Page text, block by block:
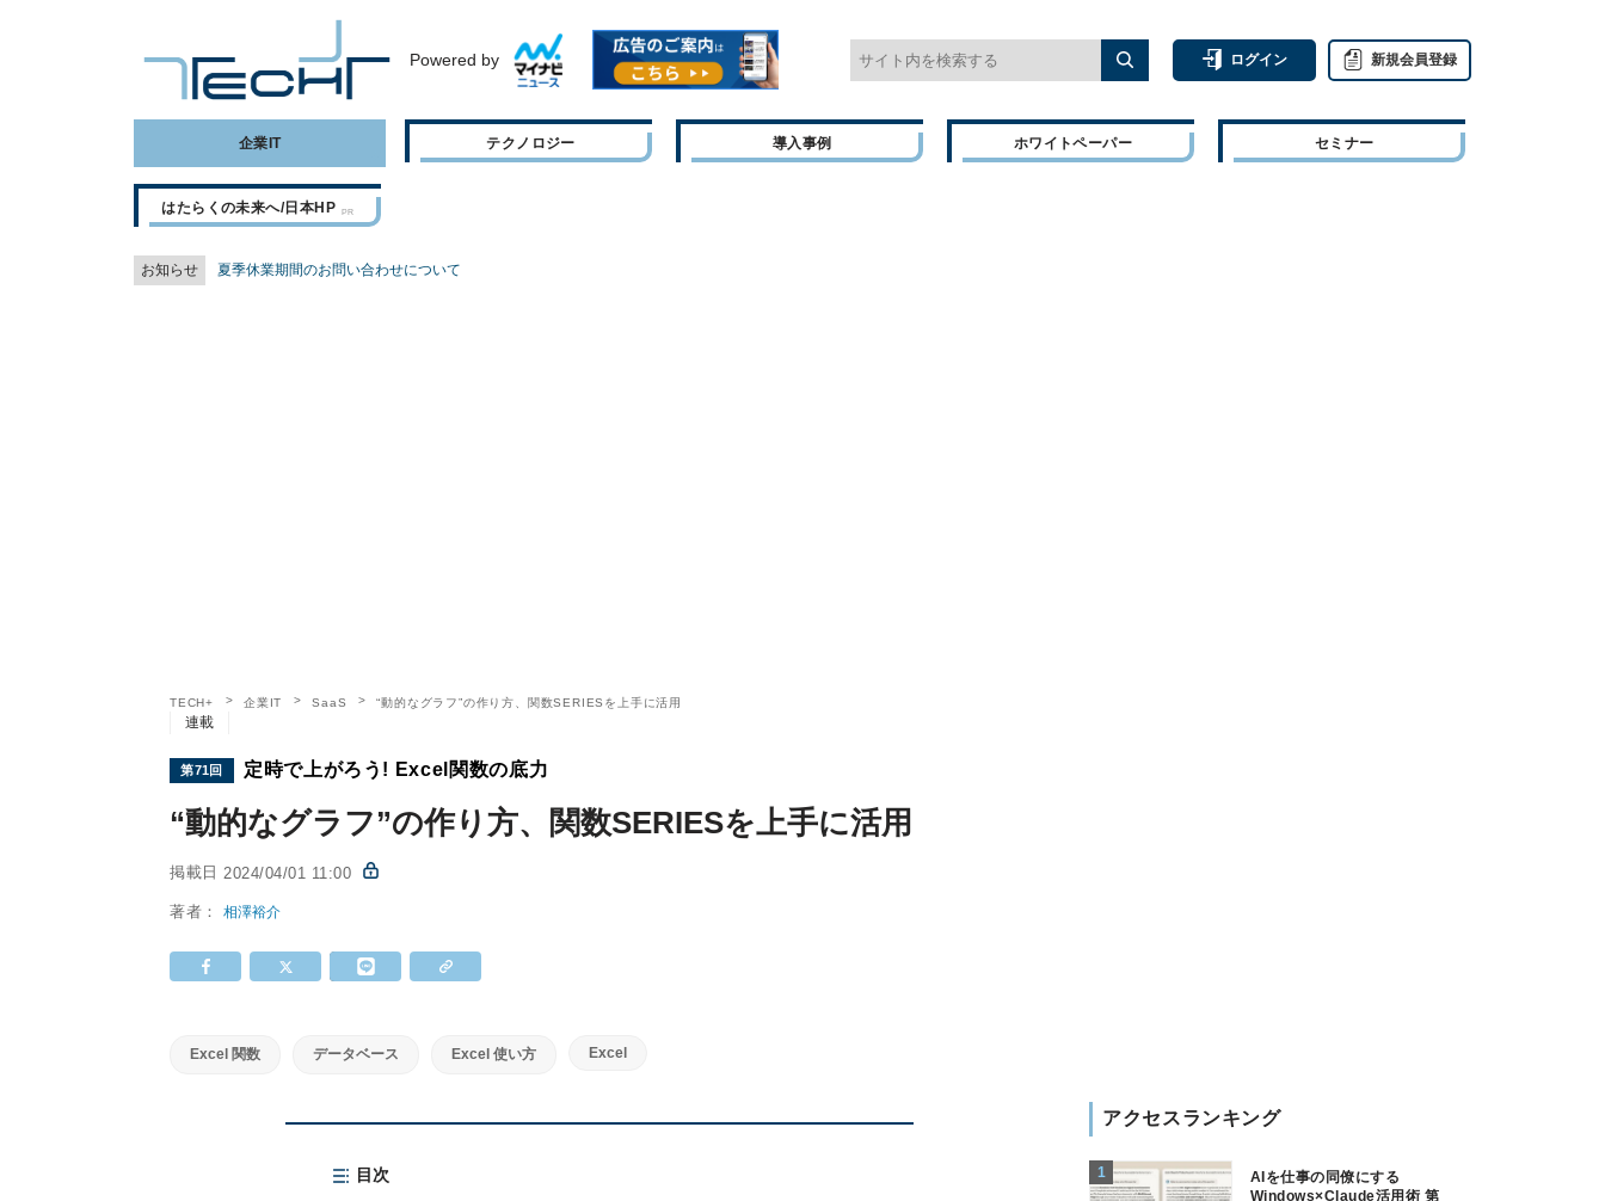
Powered by ログイン 新規会員登録
企業IT テクノロジー 導入事例 ホワイトペーパー セミナー
はたらくの未来へ/日本HP
お知らせ 夏季休業期間のお問い合わせについて
TECH+ 企業IT SaaS “動的なグラフ”の作り方、関数SERIESを上手に活用
連載
第71回 定時で上がろう! Excel関数の底力
“動的なグラフ”の作り方、関数SERIESを上手に活用
掲載日 2024/04/01 11:00
著者：相澤裕介
Excel 関数 データベース Excel 使い方 Excel
目次
アクセスランキング
AIを仕事の同僚にする
Windows×Claude活用術 第